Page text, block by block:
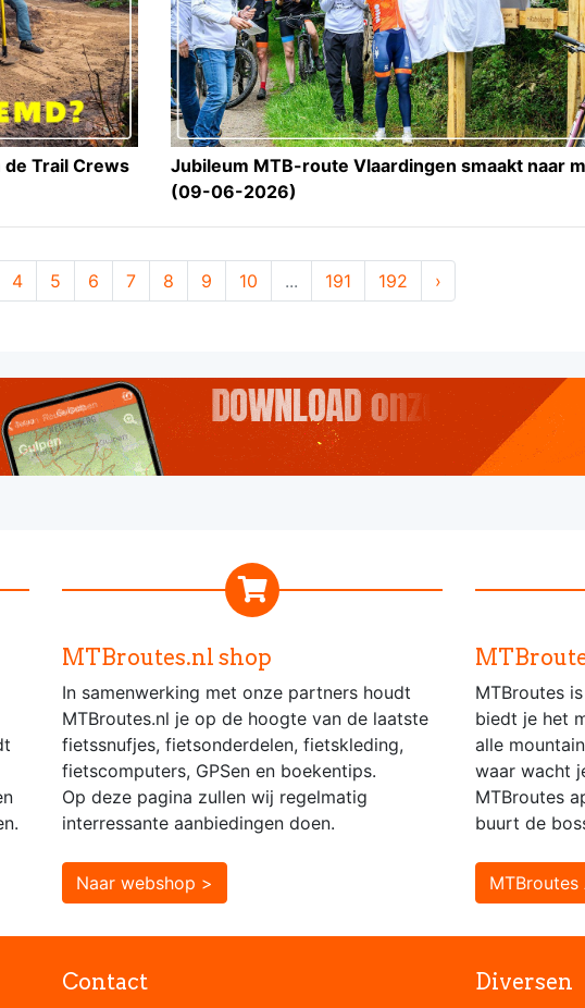
de Trail Crews
Jubileum MTB-route Vlaardingen smaakt naar
(09-06-2026)
4 5 6 7 8 9 10 ... 191 192 ›
MTBroutes.nl shop
In samenwerking met onze partners houdt
MTBroutes.nl je op de hoogte van de laatste
fietssnufjes, fietsonderdelen, fietskleding,
fietscomputers, GPSen en boekentips.
Op deze pagina zullen wij regelmatig
interressante aanbiedingen doen.
Naar webshop >
MTBroutes
biedt je het
alle
waar wacht
MTBroutes
buurt de
MTBroutes
Contact Diversen